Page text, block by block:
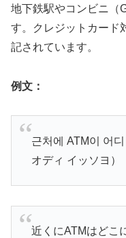
地下鉄駅やコンビニ（
す。クレジットカード
記されています。
例文：
근처에 ATM이 어
オディ イッソヨ）
近くにATMはどこ